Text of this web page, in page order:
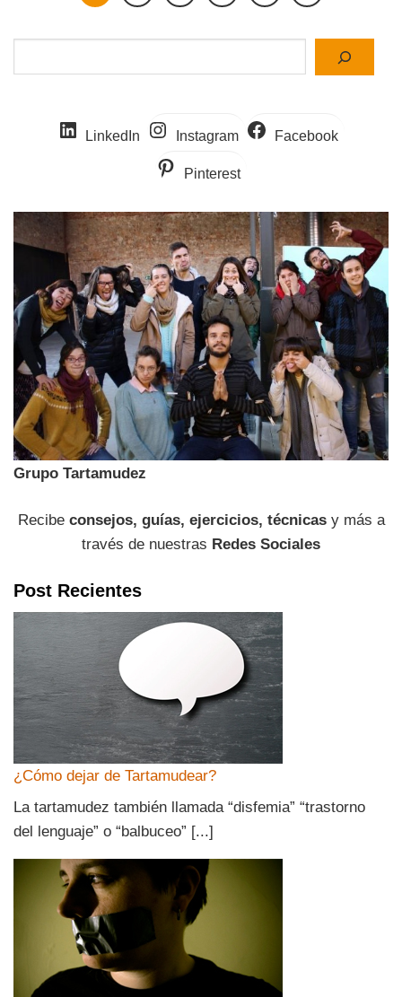
LinkedIn Instagram Facebook
Pinterest
Grupo Tartamudez
Recibe consejos, guías, ejercicios, técnicasy más a
través de nuestras Redes Sociales
Post Recientes
¿Cómo dejar de Tartamudear?
La tartamudez también llamada “disfemia” “trastorno
del lenguaje” o “balbuceo” [...]